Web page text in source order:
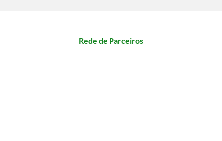
Rede de Parceiros